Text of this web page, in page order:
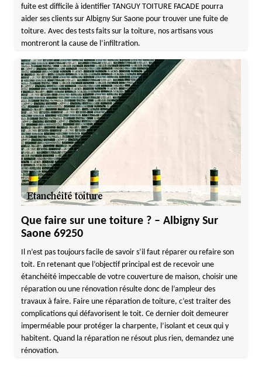
fuite est difficile à identifier TANGUY TOITURE FACADE pourra
aider ses clients sur Albigny Sur Saone pour trouver une fuite de
toiture. Avec des tests faits sur la toiture, nos artisans vous
montreront la cause de l’infiltration.
Que faire sur une toiture ? – Albigny Sur
Saone 69250
Il n’est pas toujours facile de savoir s’il faut réparer ou refaire son
toit. En retenant que l’objectif principal est de recevoir une
étanchéité impeccable de votre couverture de maison, choisir une
réparation ou une rénovation résulte donc de l’ampleur des
travaux à faire. Faire une réparation de toiture, c’est traiter des
complications qui défavorisent le toit. Ce dernier doit demeurer
imperméable pour protéger la charpente, l’isolant et ceux qui y
habitent. Quand la réparation ne résout plus rien, demandez une
rénovation.